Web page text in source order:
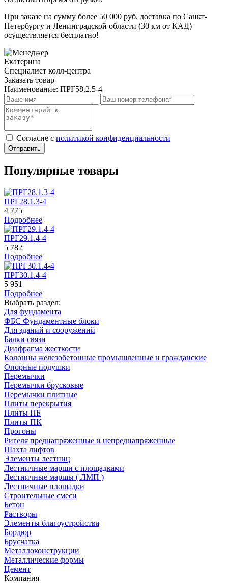
При заказе на сумму более 50 000 руб. доставка по Санкт-
Петербургу и Ленинградской области (30 км от КАД)
осуществляется бесплатно!
Екатерина
Специалист колл-центра
Заказать товар
Наименование: ПРГ58.2.5-4
Cогласие с политикой конфиденциальности
Отправить
Популярные товары
ПРГ28.1.3-4
4 775
Подробнее
ПРГ29.1.4-4
5 782
Подробнее
ПРГ30.1.4-4
5 951
Подробнее
Выбрать раздел:
Для фундамента
ФБС Фундаментные блоки
Для зданий и сооружений
Балки связи
Диафрагма жесткости
Колонны железобетонные промышленные и гражданские
Опорные подушки
Перемычки
Перемычки брусковые
Перемычки плитные
Плиты перекрытия
Плиты ПБ
Плиты ПК
Прогоны
Ригеля преднапряженные и непреднапряженные
Шахта лифтов
Элементы лестниц
Лестничные марши с площадками
Лестничные маршы ( ЛМП )
Лестничные площадки
Строительные смеси
Бетон
Растворы
Элементы благоустройства
Бордюр
Брусчатка
Металлоконструкции
Металлические формы
Цемент
Компания